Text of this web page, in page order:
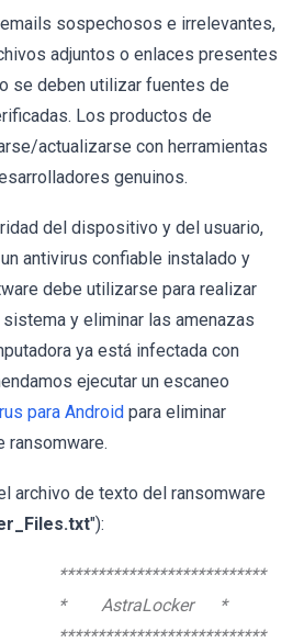
sospechosos e irrelevantes,
adjuntos o enlaces presentes
se deben utilizar fuentes de
Los productos de
actualizarse con herramientas
genuinos.
del dispositivo y del usuario,
antivirus confiable instalado y
debe utilizarse para realizar
y eliminar las amenazas
ya está infectada con
ejecutar un escaneo
para Android para eliminar
ransomware.
archivo de texto del ransomware
"):
*